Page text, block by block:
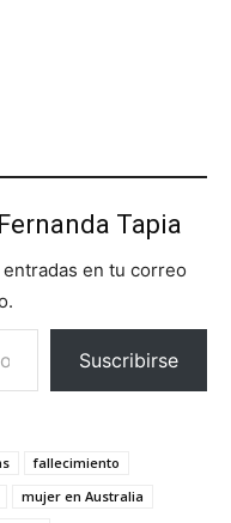
Tapia
en tu correo
Suscribirse
fallecimiento
mujer en Australia